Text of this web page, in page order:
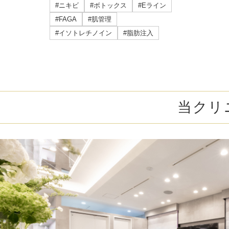
ミラドライ
ジェントルマックスプロプラス
プラセンタ注射
疲労回復点滴
アレルギー点滴
#ニキビ #ボトックス
#Eライン
#FAGA
#肌管理
#イソトレチノイン
#脂肪注入
当クリ